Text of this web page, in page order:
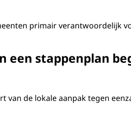
primair verantwoordelijk
een stappenplan
van de lokale aanpak tegen